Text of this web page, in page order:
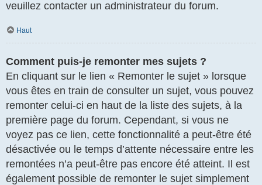
veuillez contacter un administrateur du forum.
Haut
Comment puis-je remonter mes sujets ?
En cliquant sur le lien « Remonter le sujet » lorsque
vous êtes en train de consulter un sujet, vous pouvez
remonter celui-ci en haut de la liste des sujets, à la
première page du forum. Cependant, si vous ne
voyez pas ce lien, cette fonctionnalité a peut-être été
désactivée ou le temps d’attente nécessaire entre les
remontées n’a peut-être pas encore été atteint. Il est
également possible de remonter le sujet simplement